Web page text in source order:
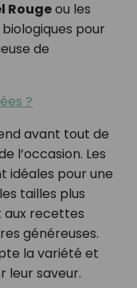
Rougeou les
pour
de
?
avant tout de
l’occasion. Les
idéales pour une
tailles plus
aux recettes
généreuses.
la variété et
leur saveur.